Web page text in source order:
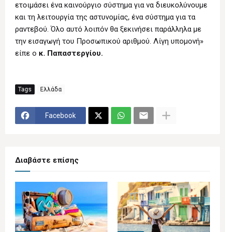
ετοιμάσει ένα καινούργιο σύστημα για να διευκολύνουμε
και τη λειτουργία της αστυνομίας, ένα σύστημα για τα
ραντεβού. Όλο αυτό λοιπόν θα ξεκινήσει παράλληλα με
την εισαγωγή του Προσωπικού αριθμού. Λίγη υπομονή»
είπε ο κ. Παπαστεργίου.
Tags Ελλάδα
Facebook
Διαβάστε επίσης